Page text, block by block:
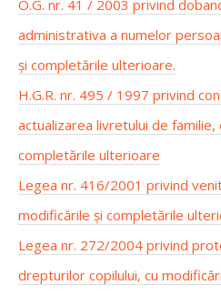
O.G. nr. 41 / 2003 privind
administrativa a numelor
și completările ulterioare.
H.G.R. nr. 495 / 1997 privind
actualizarea livretului de familie,
completările ulterioare
Legea nr. 416/2001 privind
modificările și completările
Legea nr. 272/2004 privind
drepturilor copilului, cu